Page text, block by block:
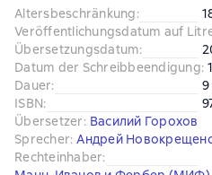
Altersbeschränkung:
Veröffentlichungsdatum auf
Übersetzungsdatum:
Datum der Schreibbeendigung:
Dauer:
9
ISBN:
Übersetzer: Василий Горохов
Sprecher: Андрей
Rechteinhaber: